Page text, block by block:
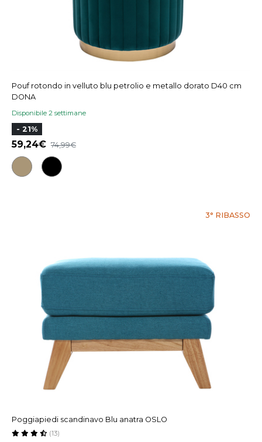
Pouf rotondo in velluto blu petrolio e metallo dorato D40 cm
DONA
Disponibile 2 settimane
- 21%
59,24 74,99
3° RIBASSO
Poggiapiedi scandinavo Blu anatra OSLO
(13)